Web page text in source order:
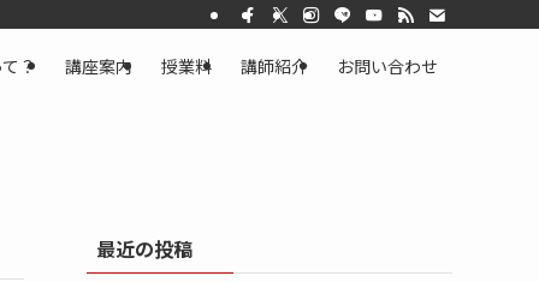
？ 講座案内 授業料 講師紹介 お問い合わせ
最近の投稿